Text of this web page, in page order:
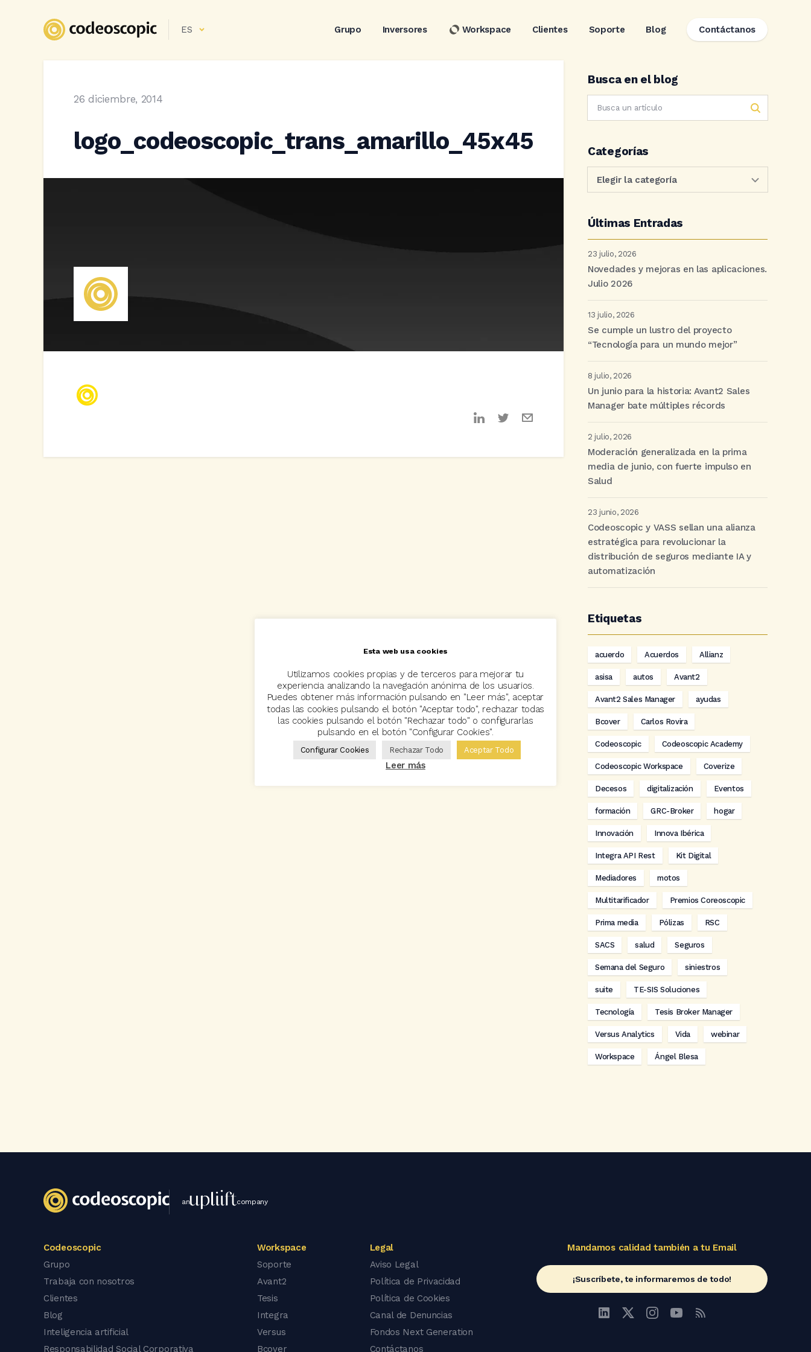
ES Grupo Inversores Workspace Clientes Soporte Blog Contáctanos
26 diciembre, 2014
logo_codeoscopic_trans_amarillo_45x45
Busca en el blog
Categorías
Últimas Entradas
23 julio, 2026
Novedades y mejoras en las aplicaciones.
Julio 2026
13 julio, 2026
Se cumple un lustro del proyecto
“Tecnología para un mundo mejor”
8 julio, 2026
Un junio para la historia: Avant2 Sales
Manager bate múltiples récords
2 julio, 2026
Moderación generalizada en la prima
media de junio, con fuerte impulso en
Salud
23 junio, 2026
Codeoscopic y VASS sellan una alianza
estratégica para revolucionar la
distribución de seguros mediante IA y
automatización
Etiquetas
acuerdo Acuerdos Allianz
asisa autos Avant2
Avant2 Sales Manager ayudas
Bcover Carlos Rovira
Codeoscopic Codeoscopic Academy
Codeoscopic Workspace Coverize
Decesos digitalización Eventos
formación GRC-Broker hogar
Innovación Innova Ibérica
Integra API Rest Kit Digital
Mediadores motos
Multitarificador Premios Coreoscopic
Prima media Pólizas RSC
SACS salud Seguros
Semana del Seguro siniestros
suite TE-SIS Soluciones
Tecnología Tesis Broker Manager
Versus Analytics Vida webinar
Workspace Ángel Blesa
an company
Codeoscopic
Grupo
Trabaja con nosotros
Clientes
Blog
Inteligencia artificial
Responsabilidad Social Corporativa
Workspace
Soporte
Avant2
Tesis
Integra
Versus
Bcover
Legal
Aviso Legal
Política de Privacidad
Política de Cookies
Canal de Denuncias
Fondos Next Generation
Contáctanos
Mandamos calidad también a tu Email
¡Suscríbete, te informaremos de todo!
Esta web usa cookies
Utilizamos cookies propias y de terceros para mejorar tu
experiencia analizando la navegación anónima de los usuarios.
Puedes obtener más información pulsando en "Leer más", aceptar
todas las cookies pulsando el botón "Aceptar todo", rechazar todas
las cookies pulsando el botón "Rechazar todo" o configurarlas
pulsando en el botón "Configurar Cookies".
Configurar Cookies Rechazar Todo Aceptar Todo
Leer más